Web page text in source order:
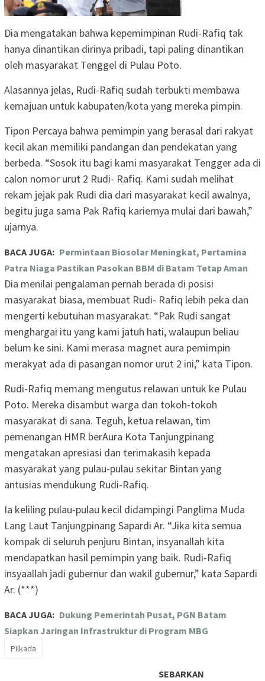
Dia mengatakan bahwa kepemimpinan Rudi-Rafiq tak
hanya dinantikan dirinya pribadi, tapi paling dinantikan
oleh masyarakat Tenggel di Pulau Poto.
Alasannya jelas, Rudi-Rafiq sudah terbukti membawa
kemajuan untuk kabupaten/kota yang mereka pimpin.
Tipon Percaya bahwa pemimpin yang berasal dari rakyat
kecil akan memiliki pandangan dan pendekatan yang
berbeda. “Sosok itu bagi kami masyarakat Tengger ada di
calon nomor urut 2 Rudi- Rafiq. Kami sudah melihat
rekam jejak pak Rudi dia dari masyarakat kecil awalnya,
begitu juga sama Pak Rafiq kariernya mulai dari bawah,”
ujarnya.
BACA JUGA: Permintaan Biosolar Meningkat, Pertamina
Patra Niaga Pastikan Pasokan BBM di Batam Tetap Aman
Dia menilai pengalaman pernah berada di posisi
masyarakat biasa, membuat Rudi- Rafiq lebih peka dan
mengerti kebutuhan masyarakat. “Pak Rudi sangat
menghargai itu yang kami jatuh hati, walaupun beliau
belum ke sini. Kami merasa magnet aura pemimpin
merakyat ada di pasangan nomor urut 2 ini,” kata Tipon.
Rudi-Rafiq memang mengutus relawan untuk ke Pulau
Poto. Mereka disambut warga dan tokoh-tokoh
masyarakat di sana. Teguh, ketua relawan, tim
pemenangan HMR berAura Kota Tanjungpinang
mengatakan apresiasi dan terimakasih kepada
masyarakat yang pulau-pulau sekitar Bintan yang
antusias mendukung Rudi-Rafiq.
Ia keliling pulau-pulau kecil didampingi Panglima Muda
Lang Laut Tanjungpinang Sapardi Ar. “Jika kita semua
kompak di seluruh penjuru Bintan, insyanallah kita
mendapatkan hasil pemimpin yang baik. Rudi-Rafiq
insyaallah jadi gubernur dan wakil gubernur,” kata Sapardi
Ar. (***)
BACA JUGA: Dukung Pemerintah Pusat, PGN Batam
Siapkan Jaringan Infrastruktur di Program MBG
PIlkada
SEBARKAN